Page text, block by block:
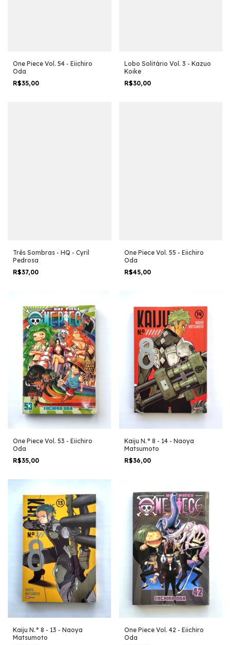
One Piece Vol. 54 - Eiichiro
Oda
R$35,00
Lobo Solitário Vol. 3 - Kazuo
Koike
R$30,00
Três Sombras - HQ - Cyril
Pedrosa
R$37,00
One Piece Vol. 55 - Eiichiro
Oda
R$45,00
One Piece Vol. 53 - Eiichiro
Oda
R$35,00
Kaiju N.° 8 - 14 - Naoya
Matsumoto
R$36,00
Kaiju N.° 8 - 13 - Naoya
Matsumoto
One Piece Vol. 42 - Eiichiro
Oda